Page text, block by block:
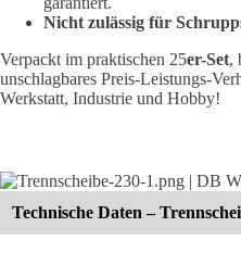
Nicht zulässig für
Verpackt im praktischen 25er-Set,
unschlagbares Preis-Leistungs-
Werkstatt, Industrie und Hobby!
Technische Daten –